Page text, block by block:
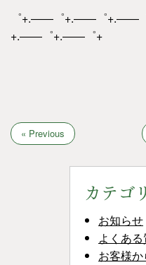
゜+.――゜+.――゜
+.――゜+.――゜+
« Previous
カテゴ
お知らせ
よくあ
お客様か